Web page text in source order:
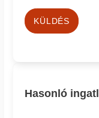
KÜLDÉS
Hasonló